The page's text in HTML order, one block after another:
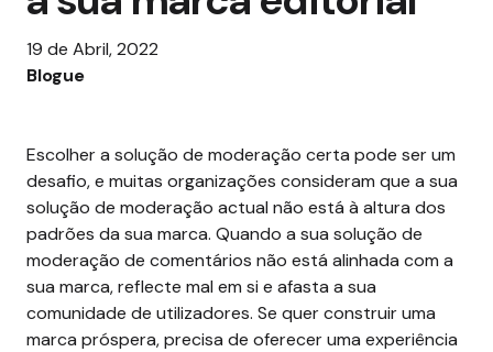
19 de Abril, 2022
Blogue
Escolher a solução de moderação certa pode ser um
desafio, e muitas organizações consideram que a sua
solução de moderação actual não está à altura dos
padrões da sua marca. Quando a sua solução de
moderação de comentários não está alinhada com a
sua marca, reflecte mal em si e afasta a sua
comunidade de utilizadores. Se quer construir uma
marca próspera, precisa de oferecer uma experiência